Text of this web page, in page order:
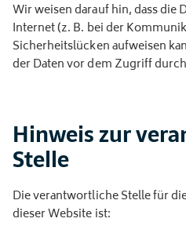
Wir weisen darauf hin, dass die
Internet (z. B. bei der
Sicherheitslücken aufweisen
der Daten vor dem Zugriff
Hinweis zur
Stelle
Die verantwortliche Stelle für
dieser Website ist: